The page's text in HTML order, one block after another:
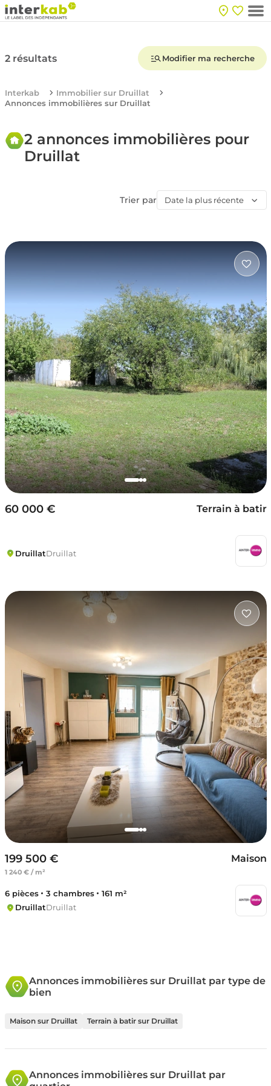
2 résultats Modifier ma recherche
Interkab
Immobilier sur Druillat
Annonces immobilières sur Druillat
2 annonces immobilières pour
Druillat
Trier par Date la plus récente
60 000 € Terrain à batir
DruillatDruillat
199 500 €
1 240 € / m²
Maison
6 pièces 3 chambres
161 m²
DruillatDruillat
Annonces immobilières sur Druillat par type de
bien
Maison sur Druillat Terrain à batir sur Druillat
Annonces immobilières sur Druillat par